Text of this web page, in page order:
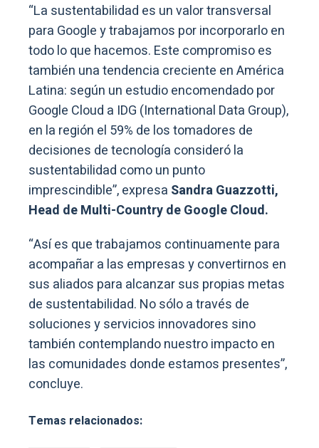
“La sustentabilidad es un valor transversal
para Google y trabajamos por incorporarlo en
todo lo que hacemos. Este compromiso es
también una tendencia creciente en América
Latina: según un estudio encomendado por
Google Cloud a IDG (International Data Group),
en la región el 59% de los tomadores de
decisiones de tecnología consideró la
sustentabilidad como un punto
imprescindible”, expresa Sandra Guazzotti,
Head de Multi-Country de Google Cloud.
“Así es que trabajamos continuamente para
acompañar a las empresas y convertirnos en
sus aliados para alcanzar sus propias metas
de sustentabilidad. No sólo a través de
soluciones y servicios innovadores sino
también contemplando nuestro impacto en
las comunidades donde estamos presentes”,
concluye.
Temas relacionados: